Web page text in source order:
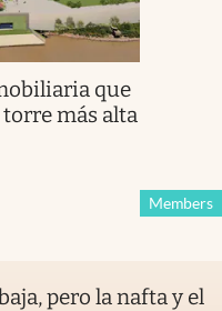
que
torre más alta
Members
pero la nafta y el